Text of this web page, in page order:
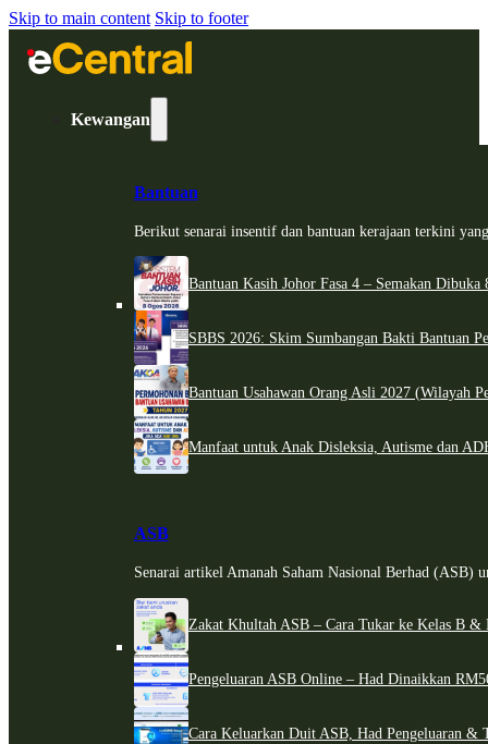
Skip to main content Skip to footer
Kewangan
Bantuan
Berikut senarai insentif dan bantuan kerajaan terkini
Bantuan Kasih Johor Fasa 4 – Semakan
SBBS 2026: Skim Sumbangan Bakti Bantuan
Bantuan Usahawan Orang Asli 2027 (Wilayah
Manfaat untuk Anak Disleksia, Autisme dan
ASB
Senarai artikel Amanah Saham Nasional Berhad (ASB)
Zakat Khultah ASB – Cara Tukar ke Kelas B &
Pengeluaran ASB Online – Had Dinaikkan
Cara Keluarkan Duit ASB, Had Pengeluaran &